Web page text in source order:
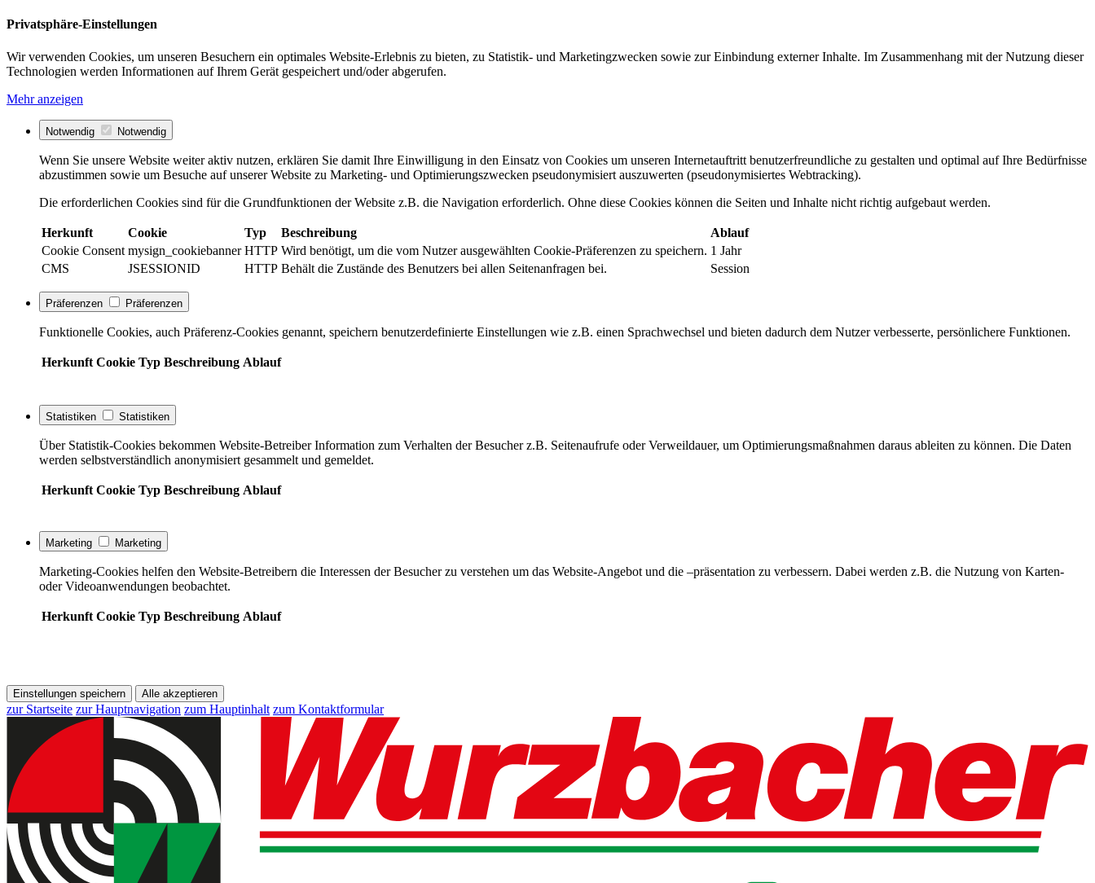
Privatsphäre-Einstellungen
Wir verwenden Cookies, um unseren Besuchern ein optimales Website-Erlebnis zu bieten, zu Statistik- und Marketingzwecken sowie zur Einbindung externer Inhalte. Im Zusammenhang mit der Nutzung dieser
Technologien werden Informationen auf Ihrem Gerät gespeichert und/oder abgerufen.
Mehr anzeigen
Notwendig Notwendig
Wenn Sie unsere Website weiter aktiv nutzen, erklären Sie damit Ihre Einwilligung in den Einsatz von Cookies um unseren Internetauftritt benutzerfreundliche zu gestalten und optimal auf Ihre Bedürfnisse
abzustimmen sowie um Besuche auf unserer Website zu Marketing- und Optimierungszwecken pseudonymisiert auszuwerten (pseudonymisiertes Webtracking).
Die erforderlichen Cookies sind für die Grundfunktionen der Website z.B. die Navigation erforderlich. Ohne diese Cookies können die Seiten und Inhalte nicht richtig aufgebaut werden.
Herkunft Cookie Typ Beschreibung
Ablauf
Cookie Consent mysign_cookiebanner HTTP Wird benötigt, um die vom Nutzer ausgewählten Cookie-Präferenzen zu speichern. 1 Jahr
CMS
JSESSIONID HTTP Behält die Zustände des Benutzers bei allen Seitenanfragen bei. Session
Präferenzen Präferenzen
Funktionelle Cookies, auch Präferenz-Cookies genannt, speichern benutzerdefinierte Einstellungen wie z.B. einen Sprachwechsel und bieten dadurch dem Nutzer verbesserte, persönlichere Funktionen.
Herkunft Cookie Typ Beschreibung Ablauf
Statistiken Statistiken
Über Statistik-Cookies bekommen Website-Betreiber Information zum Verhalten der Besucher z.B. Seitenaufrufe oder Verweildauer, um Optimierungsmaßnahmen daraus ableiten zu können. Die Daten
werden selbstverständlich anonymisiert gesammelt und gemeldet.
Herkunft Cookie Typ Beschreibung Ablauf
Marketing Marketing
Marketing-Cookies helfen den Website-Betreibern die Interessen der Besucher zu verstehen um das Website-Angebot und die –präsentation zu verbessern. Dabei werden z.B. die Nutzung von Karten-
oder Videoanwendungen beobachtet.
Herkunft Cookie Typ Beschreibung Ablauf
Einstellungen speichern Alle akzeptieren
zur Startseite zur Hauptnavigation zum Hauptinhalt zum Kontaktformular